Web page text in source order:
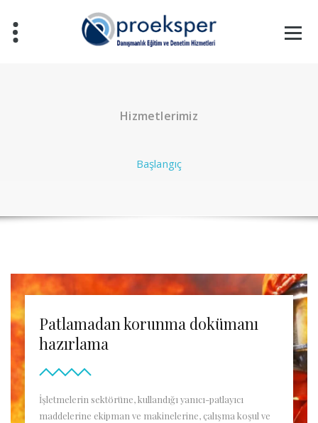
geç
Hizmetlerimiz
Başlangıç
Patlamadan korunma dokümanı
hazırlama
İşletmelerin sektörüne, kullandığı yanıcı-patlayıcı
maddelerine ekipman ve makinelerine, çalışma koşul ve